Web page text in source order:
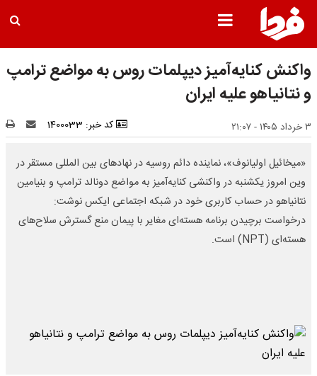
واکنش کنایه‌آمیز دیپلمات روس به مواضع ترامپ
و نتانیاهو علیه ایران
۳ خرداد ۱۴۰۵ - ۲۱:۰۷ کد خبر: 1400033
«میخائیل اولیانوف»، نماینده دائم روسیه در نهادهای بین‌ المللی مستقر در
وین امروز یکشنبه در واکنشی کنایه‌آمیز به مواضع دونالد ترامپ و بنیامین
نتانیاهو در حساب کاربری خود در شبکه اجتماعی ایکس نوشت:
درخواست برچیدن برنامه هسته‌ای مغایر با پیمان منع گسترش سلاح‌های
هسته‌ای (NPT) است.